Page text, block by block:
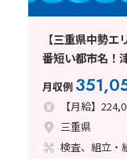
【三重県中勢
番短い都市名！
働けます！
月収例
【月給】
三重県